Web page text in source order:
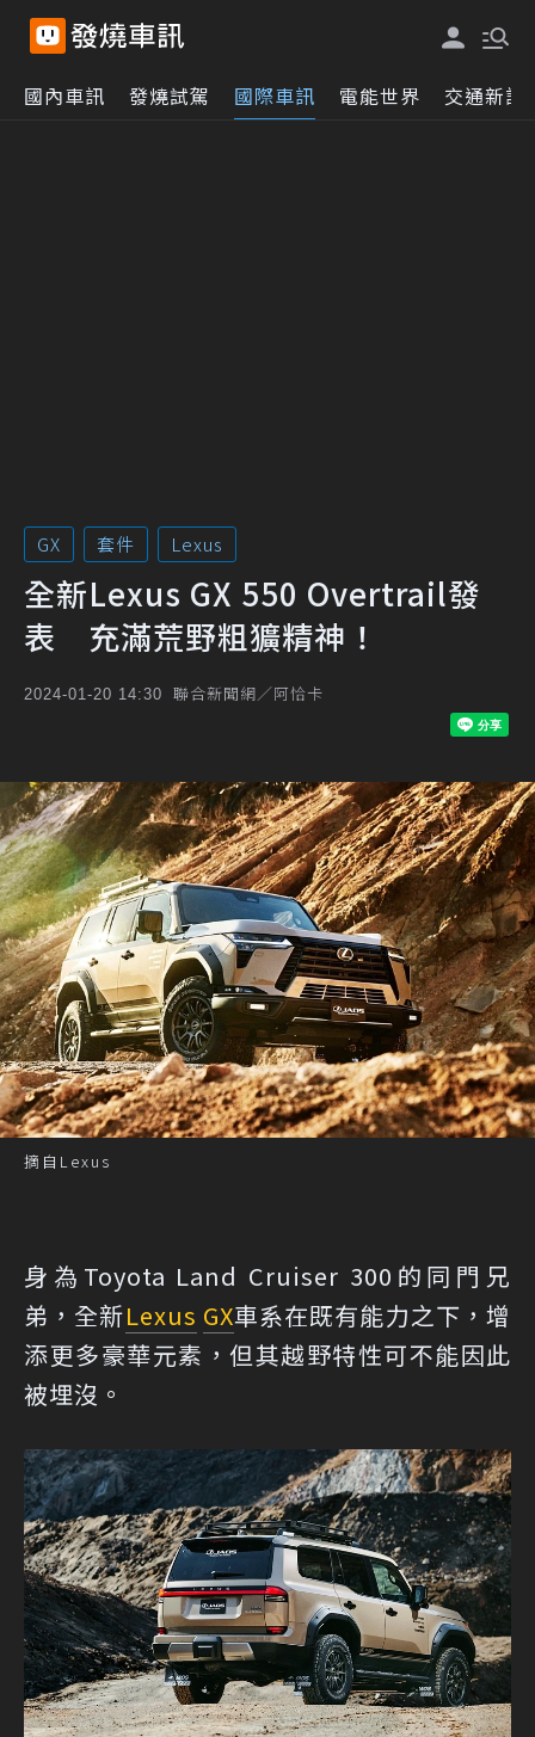
國內車訊 發燒試駕 國際車訊 電能世界 交通新訊
GX 套件 Lexus
全新Lexus GX 550 Overtrail發
表 充滿荒野粗獷精神！
2024-01-20 14:30 聯合新聞網／阿恰卡
摘自Lexus
身為Toyota Land Cruiser 300的同門兄
弟，全新Lexus GX車系在既有能力之下，增
添更多豪華元素，但其越野特性可不能因此
被埋沒。